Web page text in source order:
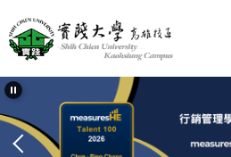
到
主
內
區